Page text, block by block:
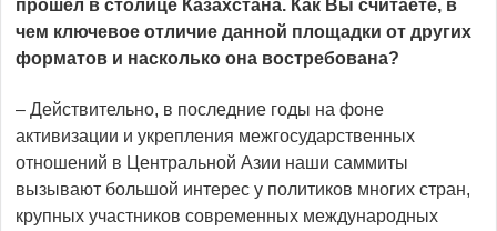
прошел в столице Казахстана. Как Вы считаете, в
чем ключевое отличие данной площадки от других
форматов и насколько она востребована?
– Действительно, в последние годы на фоне
активизации и укрепления межгосударственных
отношений в Центральной Азии наши саммиты
вызывают большой интерес у политиков многих стран,
крупных участников современных международных